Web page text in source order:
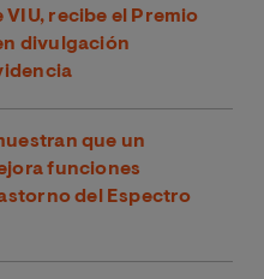
recibe el Premio
divulgación
que un
funciones
del Espectro